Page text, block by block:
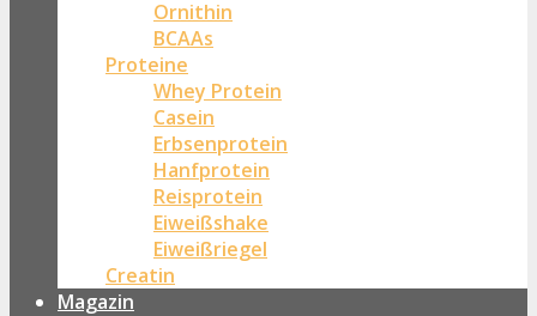
Ornithin
BCAAs
Proteine
Whey Protein
Casein
Erbsenprotein
Hanfprotein
Reisprotein
Eiweißshake
Eiweißriegel
Creatin
Magazin